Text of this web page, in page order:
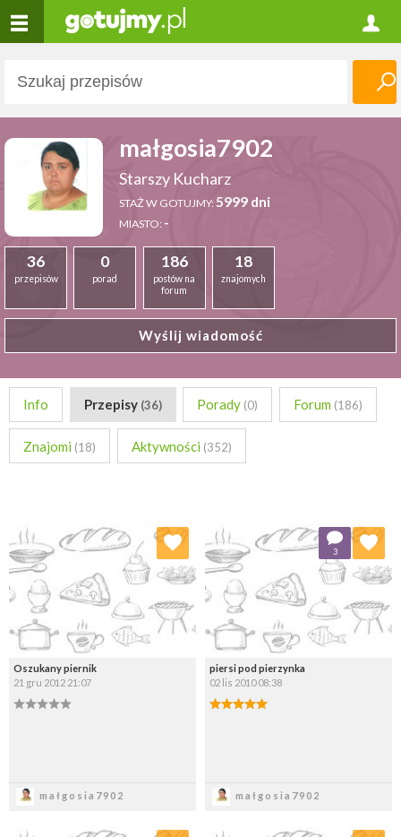
małgosia7902
Starszy Kucharz
STAŻ W GOTUJMY:5999 dni
MIASTO: -
36
przepisów
0
porad
186
postów na
forum
18
znajomych
Wyślij wiadomość
Info Przepisy (36) Porady (0) Forum (186)
Znajomi (18) Aktywności (352)
Oszukany piernik
21 gru 2012 21:07
małgosia7902
Dodaj do ulubionych
Wybierz listę:
piersi pod pierzynka
02 lis 2010 08:38
małgosia7902
3
Dodaj do ulubionych
Wybierz listę:
Dodaj do ulubionych Dodaj do ulubionych